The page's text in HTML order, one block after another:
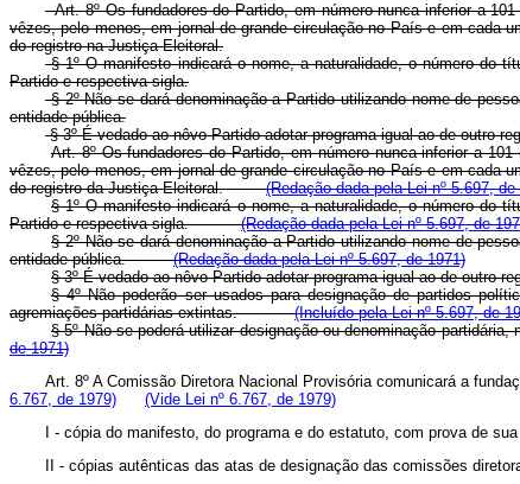
Art. 8º Os fundadores do Partido, em número nunca inferior a
vêzes, pelo menos, em jornal de grande circulação no País e em cada
do registro na Justiça Eleitoral.
§ 1º O manifesto indicará o nome, a naturalidade, o número do
Partido e respectiva sigla.
§ 2º Não se dará denominação a Partido utilizando nome de
entidade pública.
§ 3º É vedado ao nôvo Partido adotar programa igual ao de outro
Art. 8º Os fundadores do Partido, em número nunca inferior a
vêzes, pelo menos, em jornal de grande circulação no País e em cada
do registro da Justiça Eleitoral.(Redação dada pela Lei nº 5.697, de
§ 1º O manifesto indicará o nome, a naturalidade, o número do
Partido e respectiva sigla.(Redação dada pela Lei nº 5.697, de
§ 2º Não se dará denominação a Partido utilizando nome de
entidade pública.(Redação dada pela Lei nº 5.697, de 1971)
§ 3º É vedado ao nôvo Partido adotar programa igual ao de
§ 4º Não poderão ser usados para designação de partidos
agremiações partidárias extintas.(Incluído pela Lei nº 5.697, de
§ 5º Não se poderá utilizar designação ou denominação
de 1971)
Art. 8º A Comissão Diretora Nacional Provisória comunicará a
6.767, de 1979)
(Vide Lei nº 6.767, de 1979)
I - cópia do manifesto, do programa e do estatuto, com prova
II - cópias autênticas das atas de designação das comissões